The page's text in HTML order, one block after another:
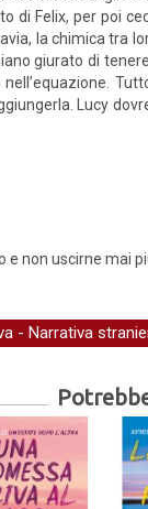
Felix, per poi
la chimica tra
giurato di
Lucy
non uscirne mai
- Narrativa